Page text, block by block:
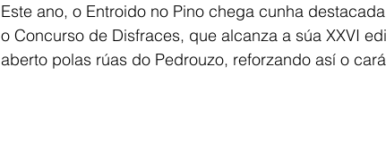
Este ano, o Entroido no Pino chega cunha
o Concurso de Disfraces, que alcanza a súa XXVI
aberto polas rúas do Pedrouzo, reforzando así o